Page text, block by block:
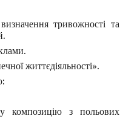
тривожності та
життєдіяльності».
композицію з польових